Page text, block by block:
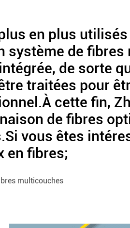
en plus
système de
de sorte
traitées pour
cette fin,
de fibres
vous êtes
en fibres;
multicouches